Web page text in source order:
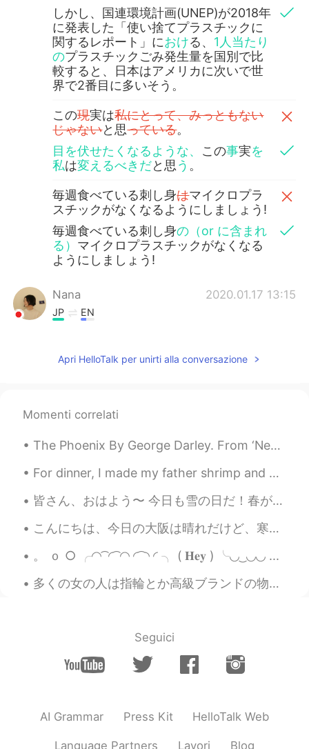
しかし、国連環境計画(UNEP)が2018年
に発表した「使い捨てプラスチックに
関するレポート」における、 1人当たり
のプラスチックごみ発生量を国別で比
較すると、日本はアメリカに次いで世
界で2番目に多いそう。
この現実は私にとって、みっともない
じゃないと思っている。
目を伏せたくなるような、 この事実を
私は変えるべきだと思 う 。
毎週食べている刺し身はマイクロプラ
スチックがなくなるようにしましょう!
毎週食べている刺し身の（or に含まれ
る） マイクロプラスチックがなくなる
ようにしましょう!
Nana 2020.01.17 13:15
JP EN
例えば、スターバックスで注文すると
３つのプラスチックの商品をもらう。
例えば、スターバックスで注文すると
きには、普通は プラスチックカップで
３つのプラスチックの商品をもらう。
もちろん、中身の量と値段が変わらな
い。
もちろん、中身の量と値段は 変わらな
い。
ックを、再生や再利用するルーティン技術
すが、リサイクルは、色々な問題があっ
て、解決に時間がかかります。でも、プラ
スチックは、原油をガソリンなどに変換す
Apri HelloTalk per unirti alla conversazione
Momenti correlati
The Phoenix By George Darley. From ‘Nepenthe’, Canto I. Part 4 of 4. O, fast her amber blood ...
For dinner, I made my father shrimp and broccoli Alfredo with fettuccine noodles. From scratch! ...
皆さん、おはよう〜 今日も雪の日だ！春がもう早く来て欲しい人も多くて、確かに、僕は北海道に住んでた時、よくそういう風に思ってたけど(笑)、まぁ、結局季節ごとにいいとこもよくないとこもあるよね。で...
こんにちは、今日の大阪は晴れだけど、寒いです。もうすぐ春ですね、この桜のコップはとても可愛いでしょう💕話は変わりますが、日常英語を紹介します。覚えましょう。皆さん、良い一日を💕 ーI'm so ...
。 ｏ ○ ╭◜◝ ͡ ◜ ͡ ◜◝ ◜ ͡ ◝ ◜ ╮ ( 𝐇𝐞𝐲 ) ╰◟◞ ͜ ◟◞◟◞ ...
多くの女の人は指輪とか高級ブランドの物もらうと喜ぶけど、私にとっては経験と思い出が一番大事。高い物をもらうよりもどっかに連れててくれた方が幸せ。旅行に行ったり、綺麗な街や景色を見たり、美味しいも...
Seguici
AI Grammar Press Kit HelloTalk Web
Language Partners Lavori Blog